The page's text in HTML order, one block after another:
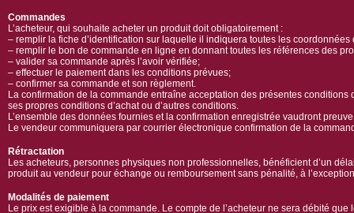
Commandes
L’acheteur, qui souhaite acheter un produit doit obligatoirement :
– remplir la fiche d’identification sur laquelle il indiquera toutes les
– remplir le bon de commande en ligne en donnant toutes les références des
– valider sa commande après l’avoir vérifiée;
– effectuer le paiement dans les conditions prévues;
– confirmer sa commande et son règlement.
La confirmation de la commande entraîne acceptation des présentes
ses propres conditions d’achat ou d’autres conditions.
L’ensemble des données fournies et la confirmation enregistrée vaudront
Le vendeur communiquera par courrier électronique confirmation de la
Rétractation
Les acheteurs, personnes physiques non professionnelles, bénéficient d’un
produit au vendeur pour échange ou remboursement sans pénalité, à
Modalités de paiement
Le prix est exigible à la commande. Le compte de l’acheteur ne sera débité